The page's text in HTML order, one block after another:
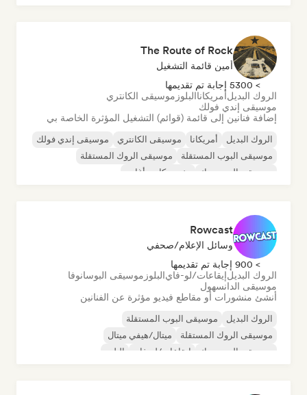
The Route of Rock
أمين قائمة التشغيل
> 5300 إجابة تم تقديمها
الروك البديلأمريكاناالبلوز موسيقى الكانتري
موسيقى إندي فولك
إضافة فنانين إلى قائمة (قوائم) التشغيل المؤثرة الخاصة بي
الروك البديل أمريكانا موسيقى الكانتري
موسيقى إندي فولك
موسيقى البوب المستقلة
موسيقى الروك المستقلة
موسيقى البوب روك
مغني وكاتب أغاني
Rowcast
وسائل الإعلام/صحفي
> 900 إجابة تم تقديمها
الروك البديلإيقاعات/لو-فايالبلوز موسيقى البوسانوفا
موسيقى الدانسهول
أنشئ منشورات أو مقاطع فيديو مؤثرة عن الفنانين
الروك البديل
موسيقى البوب المستقلة
موسيقى الروك المستقلة
ميتال/هيفي ميتال
موسيقى البوب روك
إيقاعات/لو-فاي
البلوز